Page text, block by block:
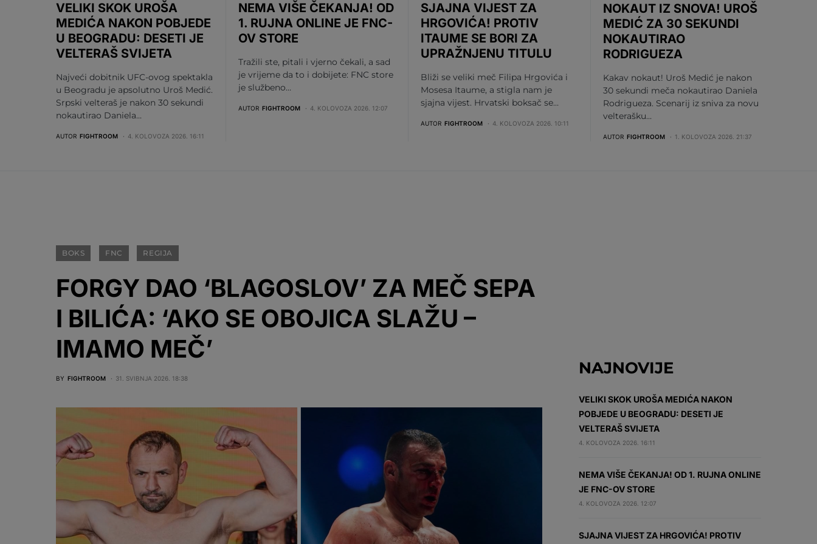
VELIKI SKOK UROŠA
MEDIĆA NAKON POBJEDE
U BEOGRADU: DESETI JE
VELTERAŠ SVIJETA
Najveći dobitnik UFC-ovog spektakla
u Beogradu je apsolutno Uroš Medić.
Srpski velteraš je nakon 30 sekundi
nokautirao Daniela…
AUTOR FIGHTROOM 4. KOLOVOZA 2026. 16:11
NEMA VIŠE ČEKANJA! OD
1. RUJNA ONLINE JE FNC-
OV STORE
Tražili ste, pitali i vjerno čekali, a sad
je vrijeme da to i dobijete: FNC store
je službeno…
AUTOR FIGHTROOM 4. KOLOVOZA 2026. 12:07
SJAJNA VIJEST ZA
HRGOVIĆA! PROTIV
ITAUME SE BORI ZA
UPRAŽNJENU TITULU
Bliži se veliki meč Filipa Hrgovića i
Mosesa Itaume, a stigla nam je
sjajna vijest. Hrvatski boksač se…
AUTOR FIGHTROOM 4. KOLOVOZA 2026. 10:11
NOKAUT IZ SNOVA! UROŠ
MEDIĆ ZA 30 SEKUNDI
NOKAUTIRAO
RODRIGUEZA
Kakav nokaut! Uroš Medić je nakon
30 sekundi meča nokautirao Daniela
Rodrigueza. Scenarij iz sniva za novu
velterašku…
AUTOR FIGHTROOM 1. KOLOVOZA 2026. 21:37
BOKS FNC REGIJA
FORGY DAO ‘BLAGOSLOV’ ZA MEČ SEPA
I BILIĆA: ‘AKO SE OBOJICA SLAŽU –
IMAMO MEČ’
BY FIGHTROOM 31. SVIBNJA 2026. 18:38
NAJNOVIJE
VELIKI SKOK UROŠA MEDIĆA NAKON
POBJEDE U BEOGRADU: DESETI JE
VELTERAŠ SVIJETA
4. KOLOVOZA 2026. 16:11
NEMA VIŠE ČEKANJA! OD 1. RUJNA ONLINE
JE FNC-OV STORE
4. KOLOVOZA 2026. 12:07
SJAJNA VIJEST ZA HRGOVIĆA! PROTIV